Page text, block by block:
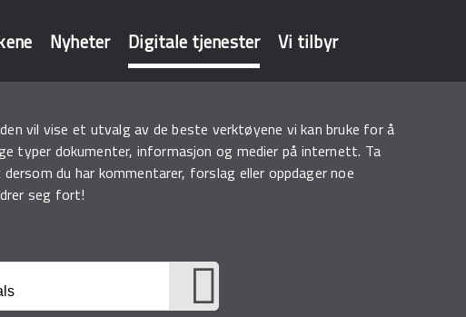
Nyheter Digitale tjenester Vi tilbyr
vil vise et utvalg av de beste verktøyene vi kan bruke for å
typer dokumenter, informasjon og medier på internett. Ta
dersom du har kommentarer, forslag eller oppdager noe
seg fort!